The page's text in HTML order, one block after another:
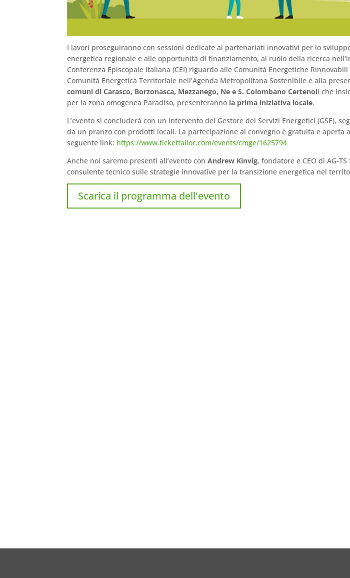
I lavori proseguiranno con sessioni dedicate ai partenariati innovativi per lo
energetica regionale e alle opportunità di finanziamento, al ruolo della ricerca
Conferenza Episcopale Italiana (CEI) riguardo alle Comunità Energetiche Rinnovabili
Comunità Energetica Territoriale nell’Agenda Metropolitana Sostenibile e alla
comuni di Carasco, Borzonasca, Mezzanego, Ne e S. Colombano Certenoli che
per la zona omogenea Paradiso, presenteranno la prima iniziativa locale.
L’evento si concluderà con un intervento del Gestore dei Servizi Energetici (GSE),
da un pranzo con prodotti locali. La partecipazione al convegno è gratuita e aperta
seguente link: https://www.tickettailor.com/events/cmge/1625794
Anche noi saremo presenti all’evento conAndrew Kinvig, fondatore e CEO di AG-
consulente tecnico sulle strategie innovative per la transizione energetica nel
Scarica il programma dell'evento